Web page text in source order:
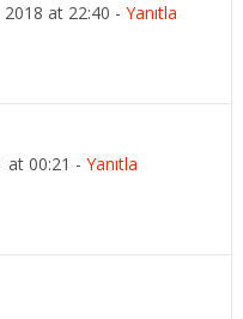
at 22:40 - Yanıtla
at 00:21 - Yanıtla